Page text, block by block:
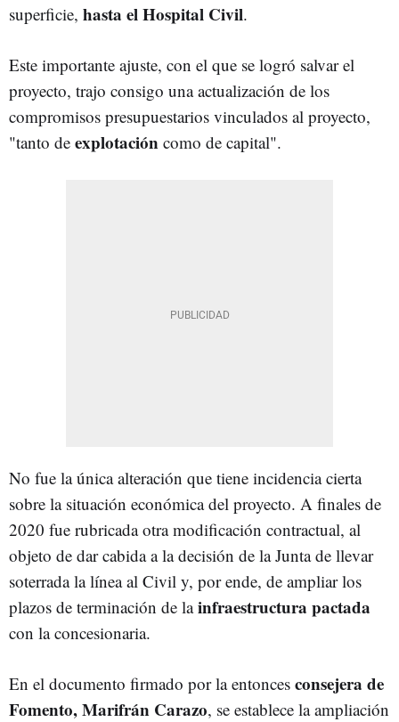
superficie, hasta el Hospital Civil.
Este importante ajuste, con el que se logró salvar el
proyecto, trajo consigo una actualización de los
compromisos presupuestarios vinculados al proyecto,
"tanto de explotación como de capital".
No fue la única alteración que tiene incidencia cierta
sobre la situación económica del proyecto. A finales de
2020 fue rubricada otra modificación contractual, al
objeto de dar cabida a la decisión de la Junta de llevar
soterrada la línea al Civil y, por ende, de ampliar los
plazos de terminación de lainfraestructura pactada
con la concesionaria.
En el documento firmado por la entonces consejera de
Fomento, Marifrán Carazo, se establece la ampliación